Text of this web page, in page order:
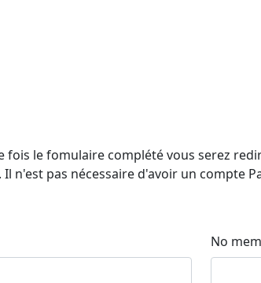
le fomulaire complété vous serez
n'est pas nécessaire d'avoir un compte
No